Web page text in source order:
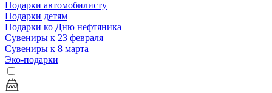
Подарки автомобилисту
Подарки детям
Подарки ко Дню нефтяника
Сувениры к 23 февраля
Сувениры к 8 марта
Эко-подарки